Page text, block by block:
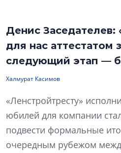
Денис Заседателев:
для нас аттестатом
следующий этап —
Халмурат Касимов
«Ленстройтресту»
юбилей для компании
подвести формальные
очередным рубежом